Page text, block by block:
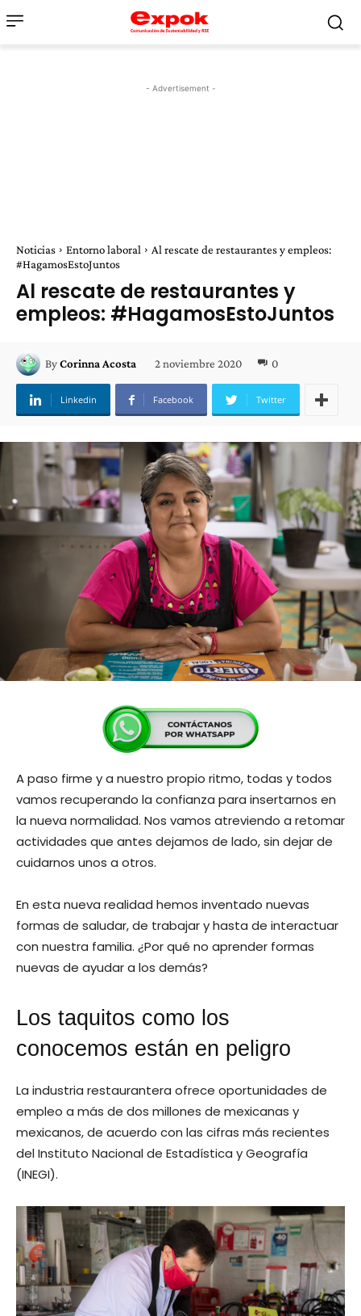
- Advertisement -
Noticias Entorno laboral
Al rescate de restaurantes y empleos:
#HagamosEstoJuntos
Al rescate de restaurantes y
empleos: #HagamosEstoJuntos
ByCorinna Acosta 2 noviembre 2020 0
Linkedin Facebook Twitter
A paso firme y a nuestro propio ritmo, todas y todos
vamos recuperando la confianza para insertarnos en
la nueva normalidad. Nos vamos atreviendo a retomar
actividades que antes dejamos de lado, sin dejar de
cuidarnos unos a otros.
En esta nueva realidad hemos inventado nuevas
formas de saludar, de trabajar y hasta de interactuar
con nuestra familia. ¿Por qué no aprender formas
nuevas de ayudar a los demás?
Los taquitos como los
conocemos están en peligro
La industria restaurantera ofrece oportunidades de
empleo a más de dos millones de mexicanas y
mexicanos, de acuerdo con las cifras más recientes
del Instituto Nacional de Estadística y Geografía
(INEGI).